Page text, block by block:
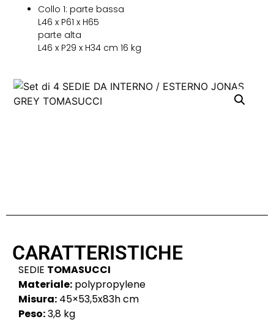
Collo 1: parte bassa
L46 x P61 x H65
parte alta
L46 x P29 x H34 cm 16 kg
CARATTERISTICHE
SEDIE TOMASUCCI
Materiale: polypropylene
Misura: 45×53,5x83h cm
Peso:3,8 kg